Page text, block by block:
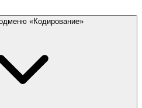
«Кодирование»